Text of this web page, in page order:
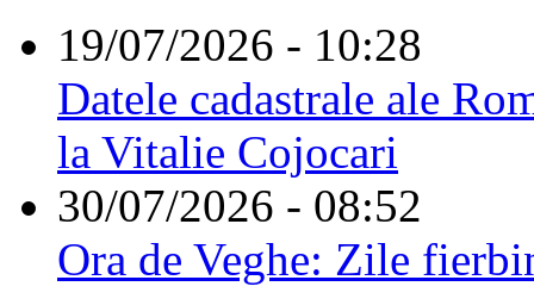
19/07/2026 - 10:28
Datele cadastrale ale
la Vitalie Cojocari
30/07/2026 - 08:52
Ora de Veghe: Zile